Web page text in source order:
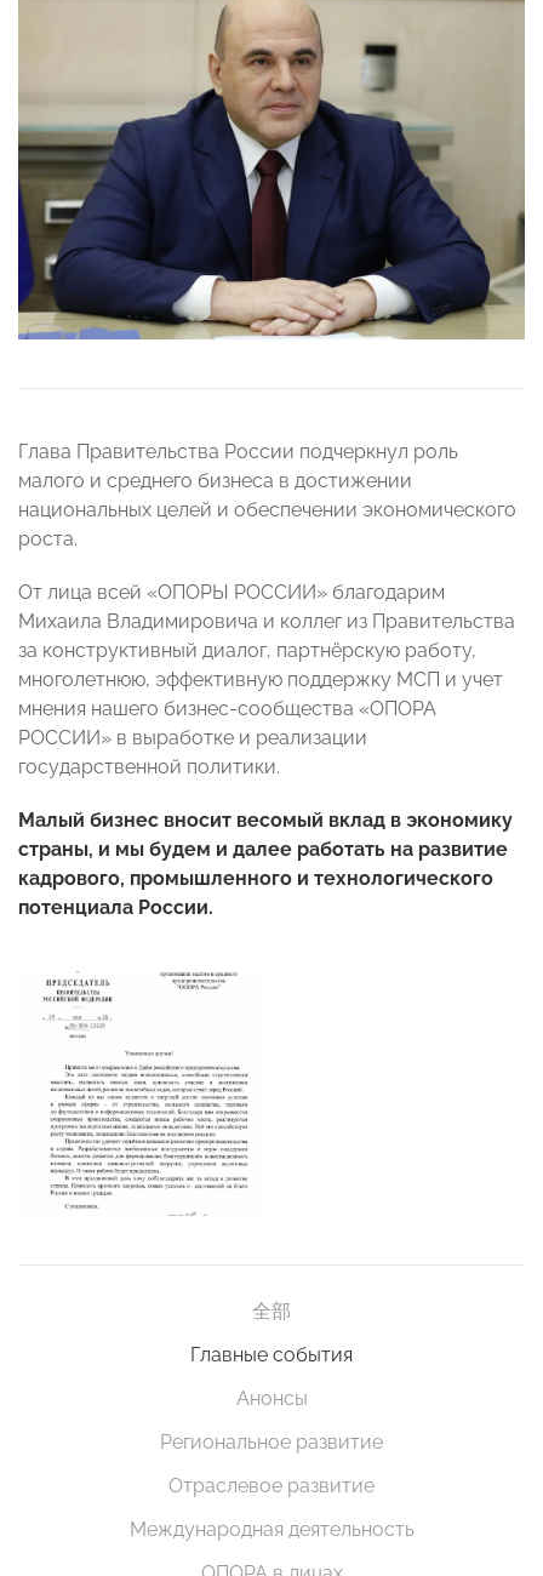
Глава Правительства России подчеркнул роль
малого и среднего бизнеса в достижении
национальных целей и обеспечении экономического
роста.
От лица всей «ОПОРЫ РОССИИ» благодарим
Михаила Владимировича и коллег из Правительства
за конструктивный диалог, партнёрскую работу,
многолетнюю, эффективную поддержку МСП и учет
мнения нашего бизнес-сообщества «ОПОРА
РОССИИ» в выработке и реализации
государственной политики.
Малый бизнес вносит весомый вклад в экономику
страны, и мы будем и далее работать на развитие
кадрового, промышленного и технологического
потенциала России.
全部
Главные события
Анонсы
Региональное развитие
Отраслевое развитие
Международная деятельность